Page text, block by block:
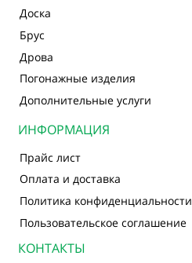
Доска
Брус
Дрова
Погонажные изделия
Дополнительные услуги
ИНФОРМАЦИЯ
Прайс лист
Оплата и доставка
Политика конфиденциальности
Пользовательское соглашение
КОНТАКТЫ